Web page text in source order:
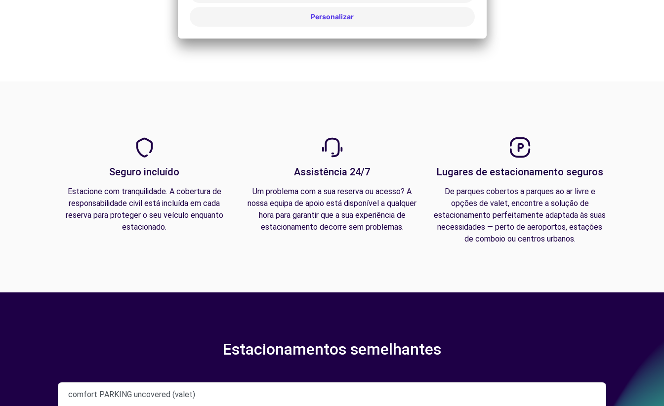
Seguro incluído
Estacione com tranquilidade. A cobertura de
responsabilidade civil está incluída em cada
reserva para proteger o seu veículo enquanto
estacionado.
Assistência 24/7
Um problema com a sua reserva ou acesso? A
nossa equipa de apoio está disponível a qualquer
hora para garantir que a sua experiência de
estacionamento decorre sem problemas.
Lugares de estacionamento seguros
De parques cobertos a parques ao ar livre e
opções de valet, encontre a solução de
estacionamento perfeitamente adaptada às suas
necessidades — perto de aeroportos, estações
de comboio ou centros urbanos.
Estacionamentos semelhantes
comfort PARKING uncovered (valet)